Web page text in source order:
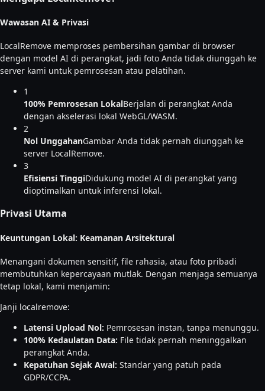
Wawasan AI & Privasi
LocalRemove memproses pembersihan gambar di browser
dengan model AI di perangkat, jadi foto Anda tidak diunggah ke
server kami untuk pemrosesan atau pelatihan.
1
100% Pemrosesan LokalBerjalan di perangkat Anda
dengan akselerasi lokal WebGL/WASM.
2
Nol UnggahanGambar Anda tidak pernah diunggah ke
server LocalRemove.
3
Efisiensi TinggiDidukung model AI di perangkat yang
dioptimalkan untuk inferensi lokal.
Privasi Utama
Keuntungan Lokal: Keamanan Arsitektural
Menangani dokumen sensitif, file rahasia, atau foto pribadi
membutuhkan kepercayaan mutlak. Dengan menjaga semuanya
tetap lokal, kami menjamin:
Janji localremove:
Latensi Upload Nol: Pemrosesan instan, tanpa menunggu.
100% Kedaulatan Data: File tidak pernah meninggalkan
perangkat Anda.
Kepatuhan Sejak Awal: Standar yang patuh pada
GDPR/CCPA.